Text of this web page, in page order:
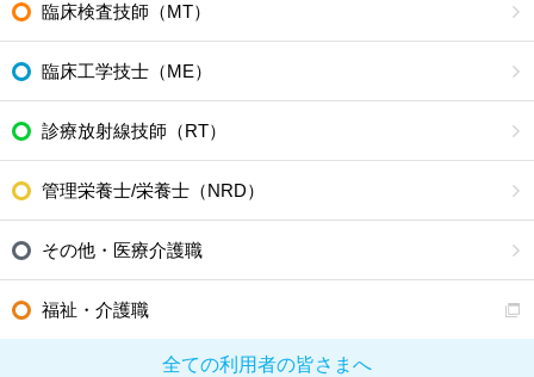
臨床検査技師（MT）
臨床工学技士（ME）
診療放射線技師（RT）
管理栄養士/栄養士（NRD）
その他・医療介護職
福祉・介護職
全ての利用者の皆さまへ